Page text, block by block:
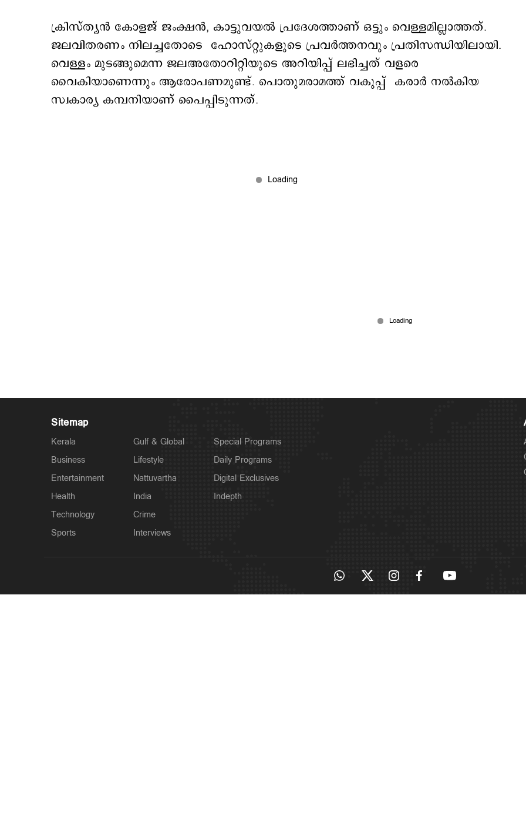
ക്രിസ്ത്യന്‍ കോളജ് ജംക്ഷന്‍, കാട്ടുവയല്‍ പ്രദേശത്താണ് ഒട്ടും വെള്ളമില്ലാത്തത്.
ജലവിതരണം നിലച്ചതോടെ ഹോസ്റ്റുകളുടെ പ്രവര്‍ത്തനവും പ്രതിസന്ധിയിലായി.
വെള്ളം മുടങ്ങുമെന്ന ജലഅതോറിറ്റിയുടെ അറിയിപ്പ് ലഭിച്ചത് വളരെ
വൈകിയാണെന്നും ആരോപണമുണ്ട്. പൊതുമരാമത്ത് വകുപ്പ് കരാര്‍ നല്‍കിയ
സ്വകാര്യ കമ്പനിയാണ് പൈപ്പിടുന്നത്.
Sitemap
Kerala
Business
Entertainment
Health
Technology
Sports
Gulf & Global
Lifestyle
Nattuvartha
India
Crime
Interviews
Special Programs
Daily Programs
Digital Exclusives
Indepth